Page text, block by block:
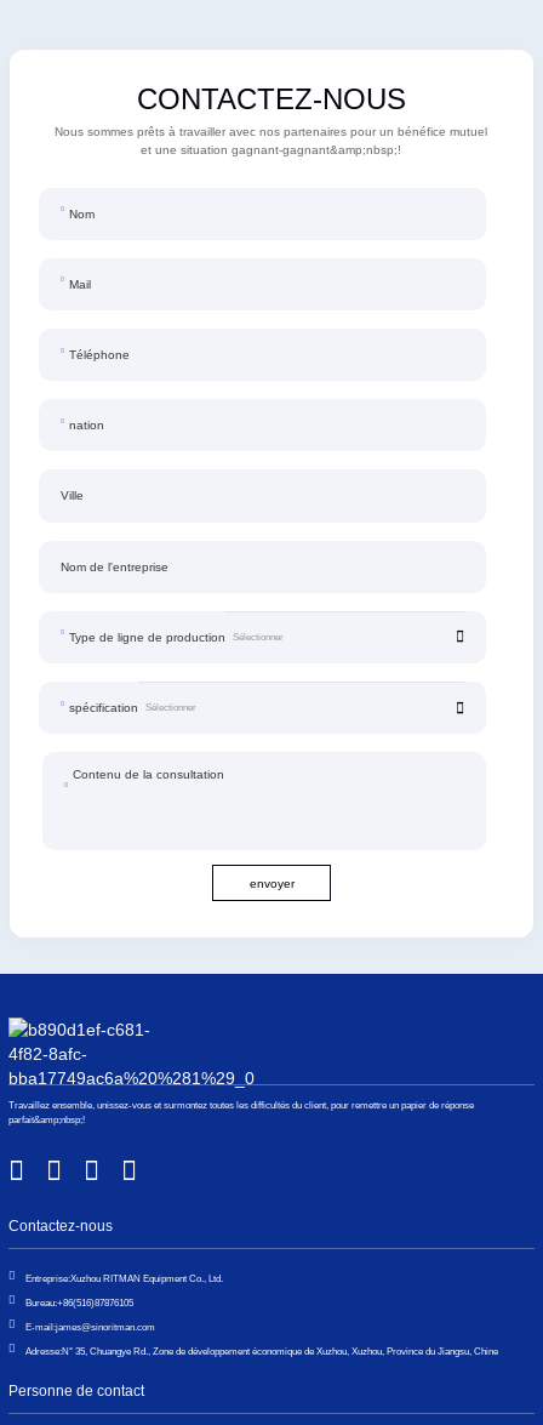
CONTACTEZ-NOUS
Nous sommes prêts à travailler avec nos partenaires pour un bénéfice mutuel
et une situation gagnant-gagnant&amp;nbsp;!
Nom
Mail
Téléphone
nation
Ville
Nom de l'entreprise
Type de ligne de production
spécification
Contenu de la consultation
envoyer
Travaillez ensemble, unissez-vous et surmontez toutes les difficultés du client, pour remettre un papier de réponse
parfait&amp;nbsp;!
Contactez-nous
Entreprise:Xuzhou RITMAN Equipment Co., Ltd.
Bureau:+86(516)87876105
E-mail:james@sinoritman.com
Adresse:N° 35, Chuangye Rd., Zone de développement économique de Xuzhou, Xuzhou, Province du Jiangsu, Chine
Personne de contact